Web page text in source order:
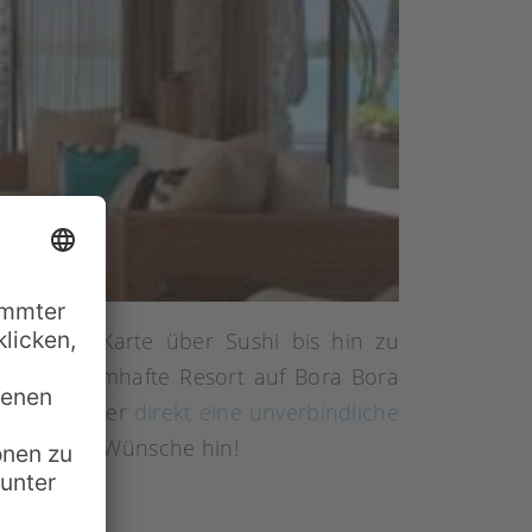
Karte über Sushi bis hin zu
das traumhafte Resort auf Bora Bora
hier direkt eine unverbindliche
auf ihre Wünsche hin!